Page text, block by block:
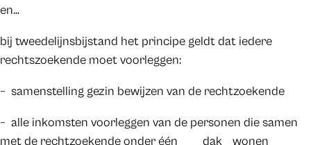
en…
bij tweedelijnsbijstand het principe geldt dat iedere
rechtszoekende moet voorleggen:
– samenstelling gezin bewijzen van de rechtzoekende
– alle inkomsten voorleggen van de personen die samen
met de rechtzoekende onder één dak wonen